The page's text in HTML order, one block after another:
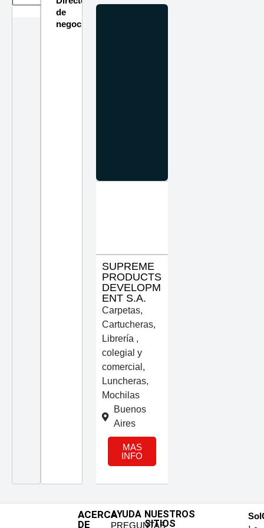
de
negocios
SUPREME
PRODUCTS
DEVELOPM
ENT S.A.
Carpetas,
Cartucheras,
Librería ,
colegial y
comercial ,
Luncheras,
Mochilas
Buenos
Aires
MAS
INFO
ACERCA
DE
AYUDA
PREGUNTAS
NUESTROS
SITIOS